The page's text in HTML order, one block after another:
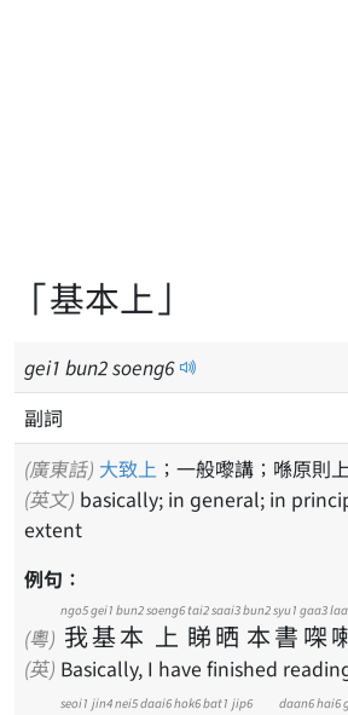
「基本上」
gei1 bun2soeng6
副詞
(廣東話) 大致上 ；一般嚟講；喺原則
(英文)
extent
例句：
(粵) 我
ngo5
基
gei1
本
bun2
上
soeng6
睇
tai2
晒
saai3
本
bun2
書
syu1
㗎
gaa3
(英) Basically, I have finished
seoi1 jin4nei5daai6hok6bat1 jip6 daan6hai6